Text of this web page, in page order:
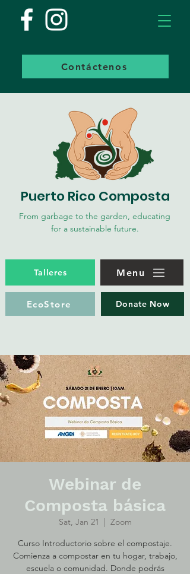
Puerto Rico Composta
From garbage to the garden, educating
for a sustainable future.
Talleres Menu
EcoStore Donate Now
Contáctenos
Webinar de
Composta básica
Sat, Jan 21
  |
Zoom
Curso Introductorio sobre el compostaje.
Comienza a compostar en tu hogar, trabajo,
escuela o comunidad. Donde podrás